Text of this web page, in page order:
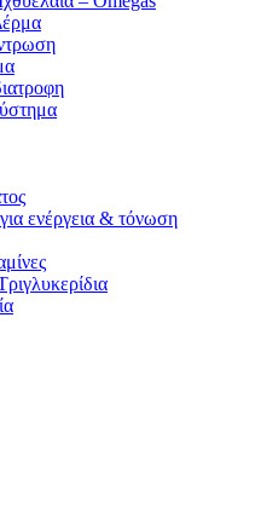
ενέργεια & τόνωση